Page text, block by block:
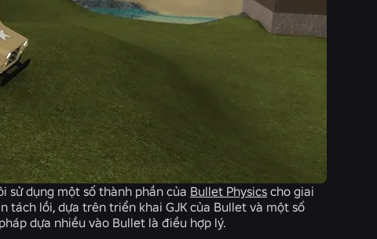
sử dụng một số thành phần của Bullet Physics cho giai
lồi, dựa trên triển khai GJK của Bullet và một số
dựa nhiều vào Bullet là điều hợp lý.